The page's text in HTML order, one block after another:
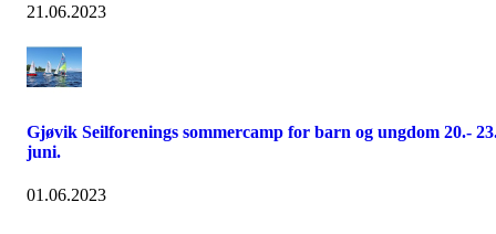
21.06.2023
Gjøvik Seilforenings sommercamp for barn og ungdom 20.-
juni.
01.06.2023